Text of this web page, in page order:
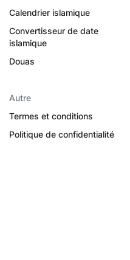
Calendrier islamique
Convertisseur de date
islamique
Douas
Autre
Termes et conditions
Politique de confidentialité